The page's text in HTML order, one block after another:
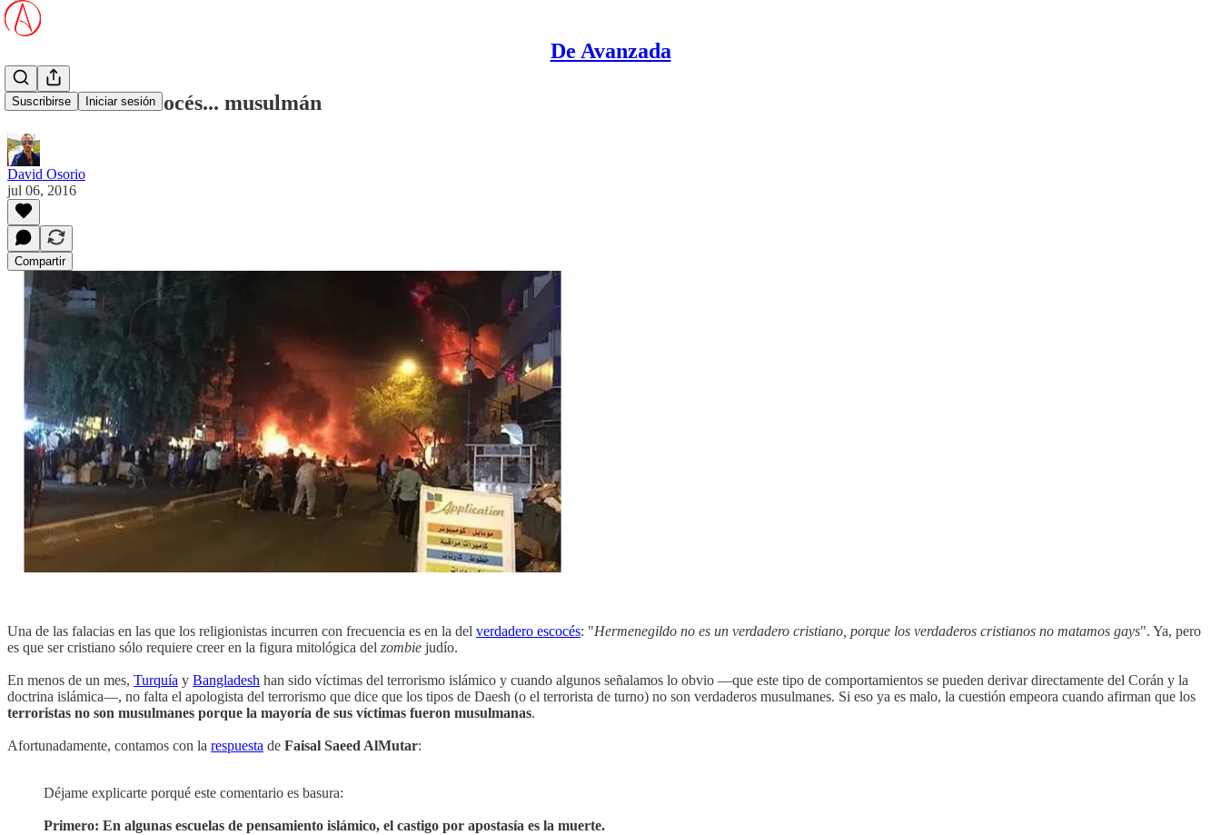
De Avanzada
Suscribirse Iniciar sesión
El verdadero escocés... musulmán
David Osorio
jul 06, 2016
Compartir
Una de las falacias en las que los religionistas incurren con frecuencia es en la del verdadero escocés: "Hermenegildo no es un verdadero cristiano, porque los verdaderos cristianos no matamos gays". Ya, pero
es que ser cristiano sólo requiere creer en la figura mitológica del zombie judío.
En menos de un mes, Turquía y Bangladesh han sido víctimas del terrorismo islámico y cuando algunos señalamos lo obvio —que este tipo de comportamientos se pueden derivar directamente del Corán y la
doctrina islámica—, no falta el apologista del terrorismo que dice que los tipos de Daesh (o el terrorista de turno) no son verdaderos musulmanes. Si eso ya es malo, la cuestión empeora cuando afirman que los
terroristas no son musulmanes porque la mayoría de sus víctimas fueron musulmanas.
Afortunadamente, contamos con la respuesta de Faisal Saeed AlMutar:
Déjame explicarte porqué este comentario es basura:
Primero: En algunas escuelas de pensamiento islámico, el castigo por apostasía es la muerte.